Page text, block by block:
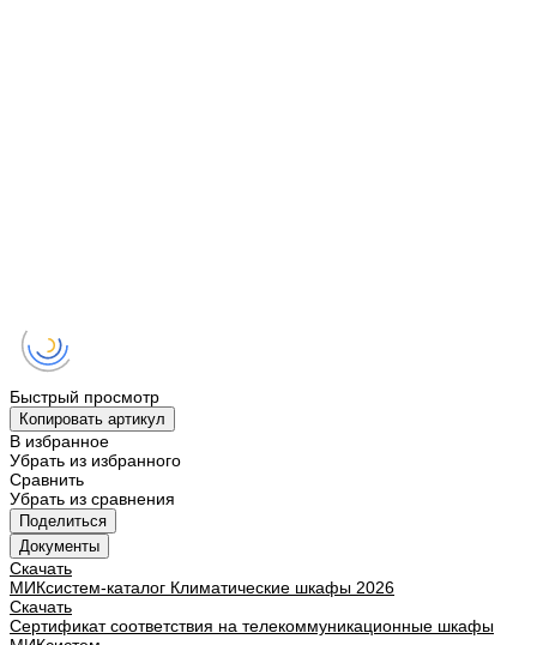
Быстрый просмотр
Копировать артикул
В избранное
Убрать из избранного
Сравнить
Убрать из сравнения
Поделиться
Документы
Скачать
МИКсистем-каталог Климатические шкафы 2026
Скачать
Сертификат соответствия на телекоммуникационные шкафы